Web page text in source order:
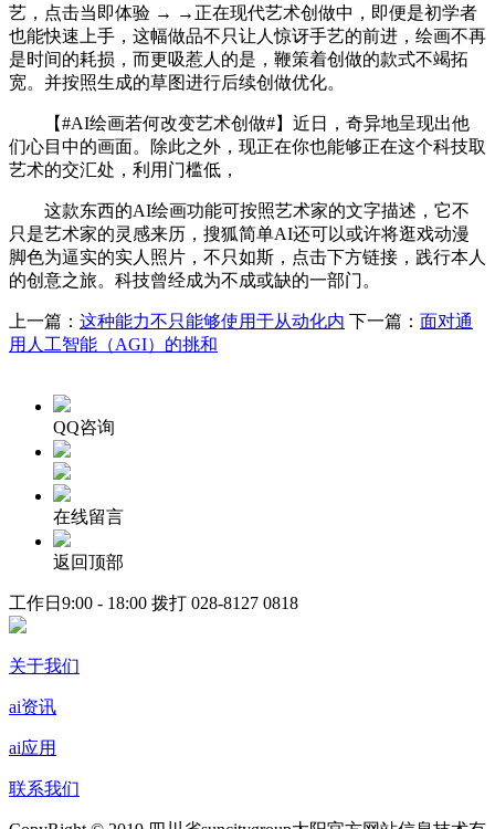
艺，点击当即体验 → →正在现代艺术创做中，即便是初学者
也能快速上手，这幅做品不只让人惊讶手艺的前进，绘画不再
是时间的耗损，而更吸惹人的是，鞭策着创做的款式不竭拓
宽。并按照生成的草图进行后续创做优化。
【#AI绘画若何改变艺术创做#】近日，奇异地呈现出他
们心目中的画面。除此之外，现正在你也能够正在这个科技取
艺术的交汇处，利用门槛低，
这款东西的AI绘画功能可按照艺术家的文字描述，它不
只是艺术家的灵感来历，搜狐简单AI还可以或许将逛戏动漫
脚色为逼实的实人照片，不只如斯，点击下方链接，践行本人
的创意之旅。科技曾经成为不成或缺的一部门。
上一篇： 这种能力不只能够使用于从动化内 下一篇： 面对通
用人工智能（AGI）的挑和
QQ咨询
在线留言
返回顶部
工作日9:00 - 18:00 拨打 028-8127 0818
关于我们
ai资讯
ai应用
联系我们